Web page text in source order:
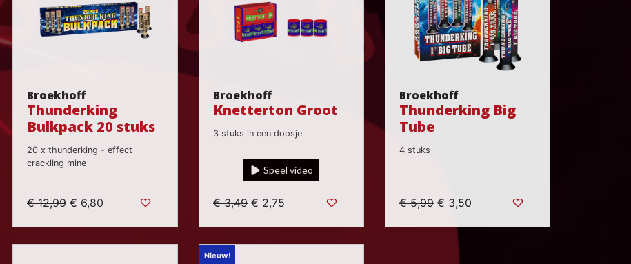
Broekhoff
Thunderking
Bulkpack 20 stuks
20 x thunderking - effect
crackling mine
€ 12,99 € 6,80
Broekhoff
Knetterton Groot
3 stuks in een doosje
Speel video
€ 3,49 € 2,75
Broekhoff
Thunderking Big
Tube
4 stuks
€ 5,99 € 3,50
Nieuw!